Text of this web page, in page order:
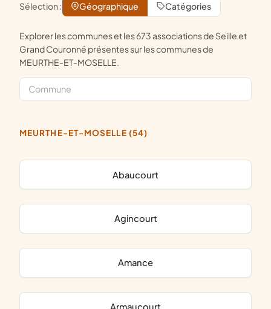
Sélection : Géographique Catégories
Explorer les communes et les 673 associations de Seille et
Grand Couronné présentes sur les communes de
MEURTHE-ET-MOSELLE.
MEURTHE-ET-MOSELLE (54)
Abaucourt
Agincourt
Amance
Armaucourt